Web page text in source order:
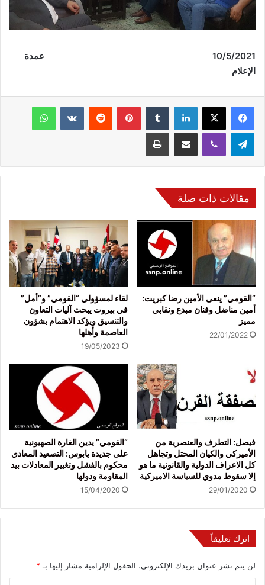
10/5/2021 عمدة
الإعلام
فيسبوك لينكدإن بينتيريست
مقالات ذات صلة
“القومي” ينعى الأمين رضا كبريت:
أمين مناضل وفنان مبدع ونقابي
مميز
22/01/2022
لقاء لمسؤولي “القومي” و”أمل”
في بيروت يبحث آليات التعاون
والتنسيق ويؤكد الاهتمام بشؤون
العاصمة وأهلها
19/05/2023
فيصل: التطرف والعنصرية من
الأميركي والكيان المحتل وتجاهل
كل الاعراف الدولية والقانونية ما هو
إلا سقوط مدوي للسياسة الاميركية
29/01/2020
“القومي” يدين الغارة الصهيونية
على جديدة يابوس: التصعيد المعادي
محكوم بالفشل وتغيير المعادلات بيد
المقاومة ودولها
15/04/2020
اترك تعليقاً
لن يتم نشر عنوان بريدك الإلكتروني. الحقول الإلزامية مشار إليها بـ*